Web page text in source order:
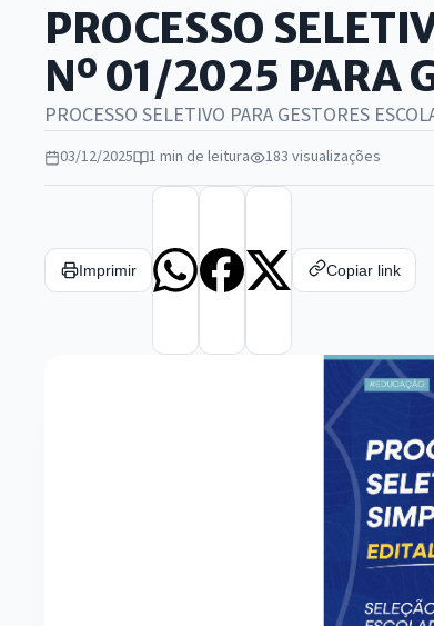
PROCESSO
Nº 01/2025 PARA
PROCESSO SELETIVO PARA GESTORES
03/12/2025 1 min de leitura 183 visualizações
Imprimir Copiar link